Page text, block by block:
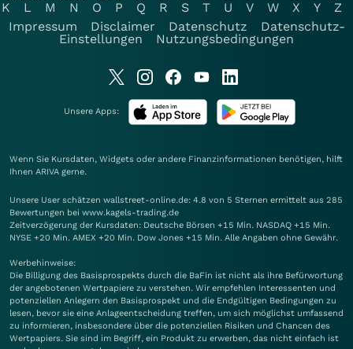
K
L M N O P Q R S T U V W X Y
Z
Impressum
Disclaimer Datenschutz
Datenschutz-
Einstellungen
Nutzungsbedingungen
Unsere Apps:
Wenn Sie Kursdaten, Widgets oder andere Finanzinformationen benötigen, hilft
Ihnen ARIVA gerne.
Unsere User schätzen wallstreet-online.de: 4.8 von 5 Sternen ermittelt aus 285
Bewertungen bei www.kagels-trading.de
Zeitverzögerung der Kursdaten: Deutsche Börsen +15 Min. NASDAQ +15 Min.
NYSE +20 Min. AMEX +20 Min. Dow Jones +15 Min. Alle Angaben ohne Gewähr.
Werbehinweise:
Die Billigung des Basisprospekts durch die BaFin ist nicht als ihre Befürwortung
der angebotenen Wertpapiere zu verstehen. Wir empfehlen Interessenten und
potenziellen Anlegern den Basisprospekt und die Endgültigen Bedingungen zu
lesen, bevor sie eine Anlageentscheidung treffen, um sich möglichst umfassend
zu informieren, insbesondere über die potenziellen Risiken und Chancen des
Wertpapiers. Sie sind im Begriff, ein Produkt zu erwerben, das nicht einfach ist